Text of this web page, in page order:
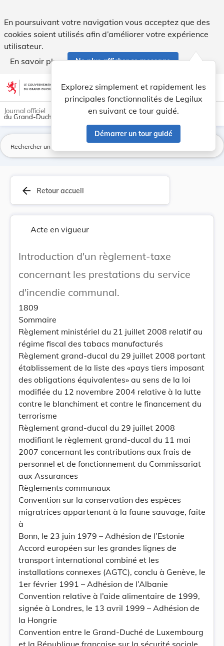
En poursuivant votre navigation vous acceptez que des
cookies soient utilisés afin d’améliorer votre expérience
utilisateur.
En savoir plus
Ne plus afficher ce message
Aller au contenu account_circle help Aide
Explorez simplement et rapidement les
principales fonctionnalités de Legilux
en suivant ce tour guidé.
Démarrer un tour guidé
light_mode dark_mode
Journal officiel
du Grand-Duché de Luxembourg
arrow_back Retour accueil
Acte en vigueur
Introduction d'un règlement-taxe
concernant les prestations du service
d'incendie communal.
1809
Sommaire
Règlement ministériel du 21 juillet 2008 relatif au
régime fiscal des tabacs manufacturés
Règlement grand-ducal du 29 juillet 2008 portant
établissement de la liste des «pays tiers imposant
des obligations équivalentes» au sens de la loi
modifiée du 12 novembre 2004 relative à la lutte
contre le blanchiment et contre le financement du
terrorisme
Règlement grand-ducal du 29 juillet 2008
modifiant le règlement grand-ducal du 11 mai
2007 concernant les contributions aux frais de
personnel et de fonctionnement du Commissariat
aux Assurances
Règlements communaux
Convention sur la conservation des espèces
migratrices appartenant à la faune sauvage, faite
à
Bonn, le 23 juin 1979 – Adhésion de l’Estonie
Accord européen sur les grandes lignes de
transport international combiné et les
installations connexes (AGTC), conclu à Genève, le
1er février 1991 – Adhésion de l’Albanie
Convention relative à l’aide alimentaire de 1999,
signée à Londres, le 13 avril 1999 – Adhésion de
la Hongrie
Convention entre le Grand-Duché de Luxembourg
et la République française sur la sécurité sociale,